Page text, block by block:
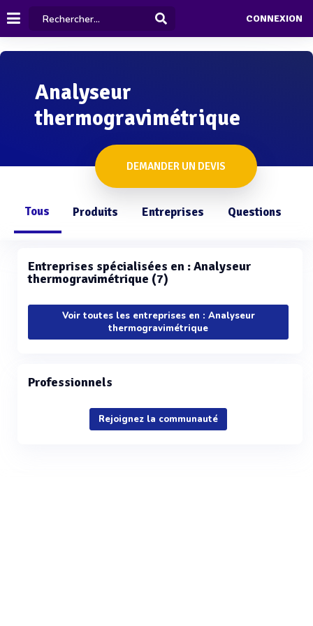
CONNEXION
Analyseur
thermogravimétrique
DEMANDER UN DEVIS
Tous Produits Entreprises Questions
Entreprises spécialisées en : Analyseur
thermogravimétrique (7)
Voir toutes les entreprises en : Analyseur
thermogravimétrique
Professionnels
Rejoignez la communauté